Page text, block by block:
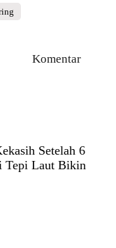
Komentar
Setelah 6
Tepi Laut Bikin